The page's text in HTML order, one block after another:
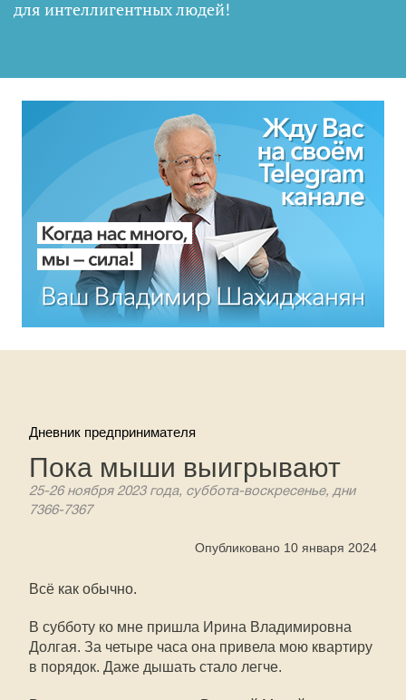
для интеллигентных людей!
Дневник предпринимателя
Пока мыши выигрывают
25-26 ноября 2023 года, суббота-воскресенье, дни
7366-7367
Опубликовано 10 января 2024
Всё как обычно.
В субботу ко мне пришла Ирина Владимировна
Долгая. За четыре часа она привела мою квартиру
в порядок. Даже дышать стало легче.